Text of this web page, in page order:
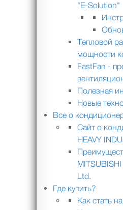
"E-Solution"
Тепловой
мощности
FastFan -
Полезная
Новые
Все о
Сайт о
HEAVY
MITSUBISHI
Ltd.
Где купить?
Как стать